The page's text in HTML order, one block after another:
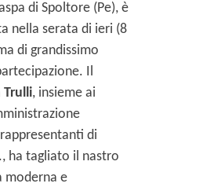
di Spoltore (Pe), è
nella serata di ieri (8
di grandissimo
Il
Trulli, insieme ai
di
ha tagliato il nastro
moderna e